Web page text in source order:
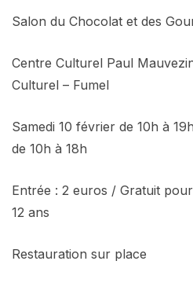
Salon du Chocolat et des
Centre Culturel Paul
Culturel – Fumel
Samedi 10 février de 10h à
de 10h à 18h
Entrée : 2 euros / Gratuit
12 ans
Restauration sur place